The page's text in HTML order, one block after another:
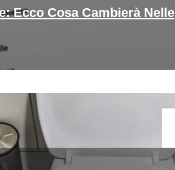
Ecco Cosa Cambierà Nelle